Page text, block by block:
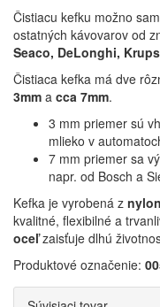
Čistiacu kefku možno
ostatných kávovarov od
Seaco, DeLonghi, Krups
Čistiaca kefka má dve
3mm a cca 7mm.
3 mm priemer sú
mlieko v
7 mm priemer sa
napr. od Bosch a
Kefka je vyrobená z
kvalitné, flexibilné a
oceľzaisťuje dlhú
Produktové označenie: